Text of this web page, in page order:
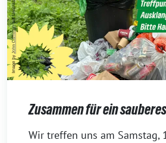
Zusammen für ein
4.
Wir treffen uns am Samstag,